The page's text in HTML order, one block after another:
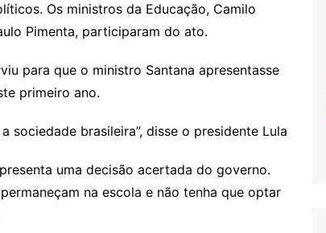
Os ministros da Educação, Camilo
Pimenta, participaram do ato.
para que o ministro Santana apresentasse
primeiro ano.
sociedade brasileira”, disse o presidente Lula
uma decisão acertada do governo.
na escola e não tenha que optar